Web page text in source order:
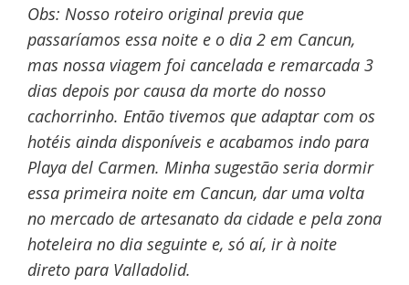
Obs: Nosso roteiro original previa que
passaríamos essa noite e o dia 2 em Cancun,
mas nossa viagem foi cancelada e remarcada 3
dias depois por causa da morte do nosso
cachorrinho. Então tivemos que adaptar com os
hotéis ainda disponíveis e acabamos indo para
Playa del Carmen. Minha sugestão seria dormir
essa primeira noite em Cancun, dar uma volta
no mercado de artesanato da cidade e pela zona
hoteleira no dia seguinte e, só aí, ir à noite
direto para Valladolid.